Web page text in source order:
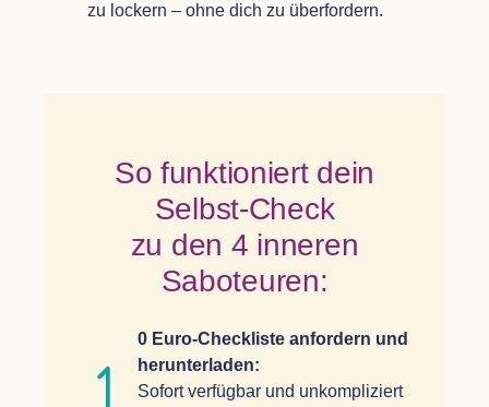
zu lockern – ohne dich zu überfordern.
So funk­tio­niert dein
Selbst-Check
zu den 4 inne­ren
Saboteuren:
0 Euro-Check­liste anfor­dern und
her­un­ter­la­den:
Sofort ver­füg­bar und unkom­pli­ziert